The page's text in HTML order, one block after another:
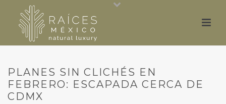
PLANES SIN CLICHÉS EN
FEBRERO: ESCAPADA CERCA DE
CDMX